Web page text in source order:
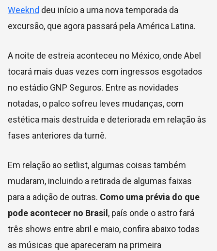
Weeknd deu início a uma nova temporada da
excursão, que agora passará pela América Latina.
A noite de estreia aconteceu no México, onde Abel
tocará mais duas vezes com ingressos esgotados
no estádio GNP Seguros. Entre as novidades
notadas, o palco sofreu leves mudanças, com
estética mais destruída e deteriorada em relação às
fases anteriores da turnê.
Em relação ao setlist, algumas coisas também
mudaram, incluindo a retirada de algumas faixas
para a adição de outras. Como uma prévia do que
pode acontecer no Brasil , país onde o astro fará
três shows entre abril e maio, confira abaixo todas
as músicas que apareceram na primeira